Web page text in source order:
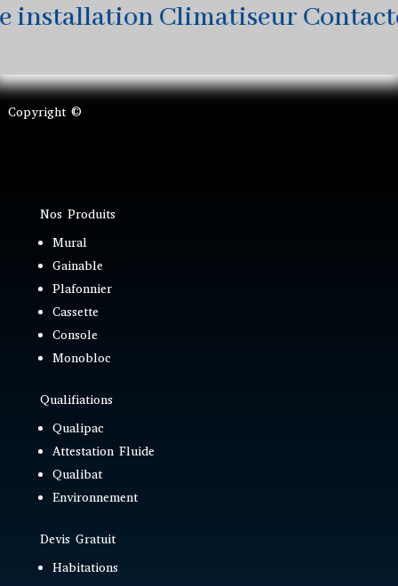
Climatiseur
Copyright ©
Nos Produits
Mural
Gainable
Plafonnier
Cassette
Console
Monobloc
Qualifiations
Qualipac
Attestation Fluide
Qualibat
Environnement
Devis Gratuit
Habitations